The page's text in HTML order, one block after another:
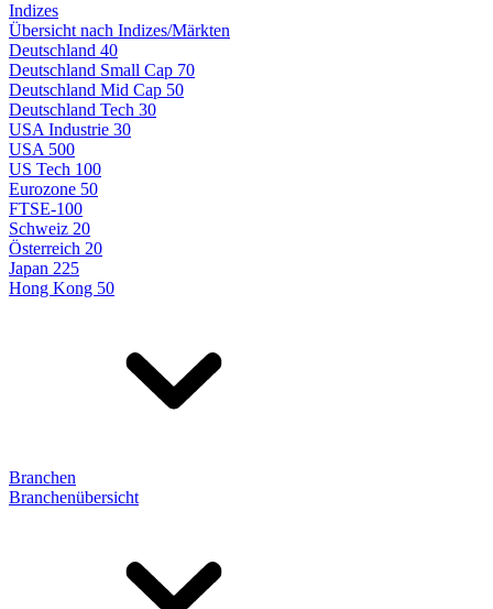
Indizes
Übersicht nach Indizes/Märkten
Deutschland 40
Deutschland Small Cap 70
Deutschland Mid Cap 50
Deutschland Tech 30
USA Industrie 30
USA 500
US Tech 100
Eurozone 50
FTSE-100
Schweiz 20
Österreich 20
Japan 225
Hong Kong 50
Branchen
Branchenübersicht